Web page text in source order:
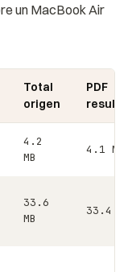
un MacBook Air
Total
origen
PDF
4.2
MB
4.1 MB
33.6
MB
33.4